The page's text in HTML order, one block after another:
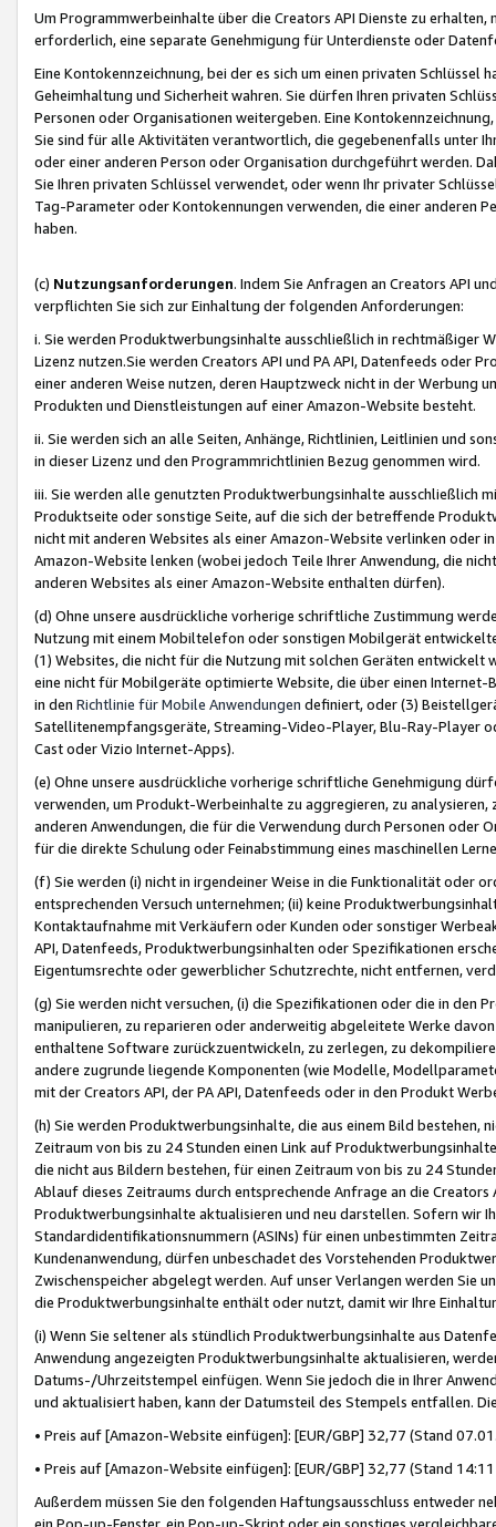
Um Programmwerbeinhalte über die Creators API Dienste zu
erforderlich, eine separate Genehmigung für Unterdienste oder
Eine Kontokennzeichnung, bei der es sich um einen privaten
Geheimhaltung und Sicherheit wahren. Sie dürfen Ihren privaten
Personen oder Organisationen weitergeben. Eine
Sie sind für alle Aktivitäten verantwortlich, die gegebenenfalls unter
oder einer anderen Person oder Organisation durchgeführt werden.
Sie Ihren privaten Schlüssel verwendet, oder wenn Ihr privater
Tag-Parameter oder Kontokennungen verwenden, die einer anderen
haben.
(c) Nutzungsanforderungen. Indem Sie Anfragen an Creators API
verpflichten Sie sich zur Einhaltung der folgenden Anforderungen:
i. Sie werden Produktwerbungsinhalte ausschließlich in rechtmäßiger
Lizenz nutzen.Sie werden Creators API und PA API, Datenfeeds oder
einer anderen Weise nutzen, deren Hauptzweck nicht in der Werbung
Produkten und Dienstleistungen auf einer Amazon-Website besteht.
ii. Sie werden sich an alle Seiten, Anhänge, Richtlinien, Leitlinien und
in dieser Lizenz und den Programmrichtlinien Bezug genommen wird.
iii. Sie werden alle genutzten Produktwerbungsinhalte ausschließlich
Produktseite oder sonstige Seite, auf die sich der betreffende
nicht mit anderen Websites als einer Amazon-Website verlinken oder
Amazon-Website lenken (wobei jedoch Teile Ihrer Anwendung, die
anderen Websites als einer Amazon-Website enthalten dürfen).
(d) Ohne unsere ausdrückliche vorherige schriftliche Zustimmung
Nutzung mit einem Mobiltelefon oder sonstigen Mobilgerät
(1) Websites, die nicht für die Nutzung mit solchen Geräten
eine nicht für Mobilgeräte optimierte Website, die über einen
in den Richtlinie für Mobile Anwendungen definiert, oder (3)
Satellitenempfangsgeräte, Streaming-Video-Player, Blu-Ray-Player
Cast oder Vizio Internet-Apps).
(e) Ohne unsere ausdrückliche vorherige schriftliche Genehmigung
verwenden, um Produkt-Werbeinhalte zu aggregieren, zu
anderen Anwendungen, die für die Verwendung durch Personen
für die direkte Schulung oder Feinabstimmung eines maschinellen
(f) Sie werden (i) nicht in irgendeiner Weise in die Funktionalität oder
entsprechenden Versuch unternehmen; (ii) keine
Kontaktaufnahme mit Verkäufern oder Kunden oder sonstiger
API, Datenfeeds, Produktwerbungsinhalten oder Spezifikationen
Eigentumsrechte oder gewerblicher Schutzrechte, nicht entfernen,
(g) Sie werden nicht versuchen, (i) die Spezifikationen oder die in
manipulieren, zu reparieren oder anderweitig abgeleitete Werke
enthaltene Software zurückzuentwickeln, zu zerlegen, zu
andere zugrunde liegende Komponenten (wie Modelle,
mit der Creators API, der PA API, Datenfeeds oder in den Produkt
(h) Sie werden Produktwerbungsinhalte, die aus einem Bild bestehen,
Zeitraum von bis zu 24 Stunden einen Link auf
die nicht aus Bildern bestehen, für einen Zeitraum von bis zu 24
Ablauf dieses Zeitraums durch entsprechende Anfrage an die
Produktwerbungsinhalte aktualisieren und neu darstellen. Sofern wir
Standardidentifikationsnummern (ASINs) für einen unbestimmten
Kundenanwendung, dürfen unbeschadet des Vorstehenden
Zwischenspeicher abgelegt werden. Auf unser Verlangen werden Sie
die Produktwerbungsinhalte enthält oder nutzt, damit wir Ihre
(i) Wenn Sie seltener als stündlich Produktwerbungsinhalte aus
Anwendung angezeigten Produktwerbungsinhalte aktualisieren,
Datums-/Uhrzeitstempel einfügen. Wenn Sie jedoch die in Ihrer
und aktualisiert haben, kann der Datumsteil des Stempels entfallen.
• Preis auf [Amazon-Website einfügen]: [EUR/GBP] 32,77 (Stand
• Preis auf [Amazon-Website einfügen]: [EUR/GBP] 32,77 (Stand
Außerdem müssen Sie den folgenden Haftungsausschluss entweder
ein Pop-up-Fenster, ein Pop-up-Skript oder ein sonstiges